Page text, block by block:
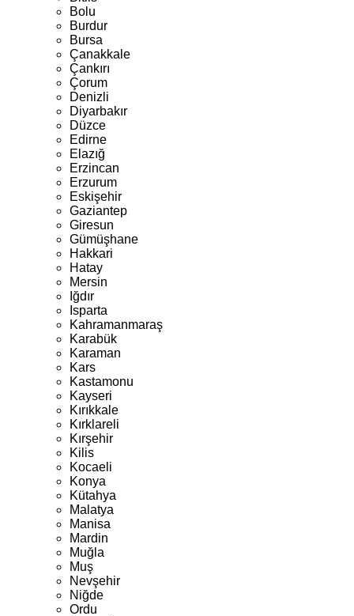
Bolu
Burdur
Bursa
Çanakkale
Çankırı
Çorum
Denizli
Diyarbakır
Düzce
Edirne
Elazığ
Erzincan
Erzurum
Eskişehir
Gaziantep
Giresun
Gümüşhane
Hakkari
Hatay
Mersin
Iğdır
Isparta
Kahramanmaraş
Karabük
Karaman
Kars
Kastamonu
Kayseri
Kırıkkale
Kırklareli
Kırşehir
Kilis
Kocaeli
Konya
Kütahya
Malatya
Manisa
Mardin
Muğla
Muş
Nevşehir
Niğde
Ordu